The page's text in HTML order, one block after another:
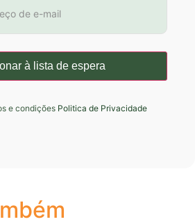
e condições Politica de Privacidade